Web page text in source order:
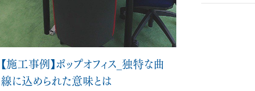
【施工事例】ポップオフィス_独特な曲
線に込められた意味とは